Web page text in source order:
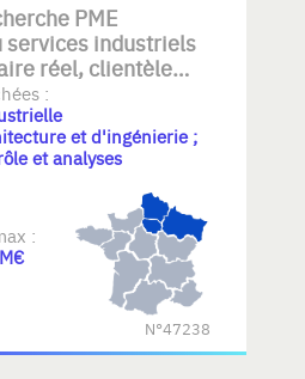
PME
industriels
réel, clientèle
mécanique
ou logistique
maîtrisée sans
:
et d'ingénierie ;
et analyses
:
N°47238